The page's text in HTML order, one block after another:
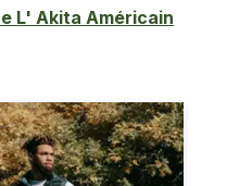
L' Akita Américain